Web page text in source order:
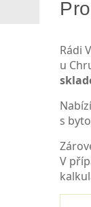
Rádi
u
s
V